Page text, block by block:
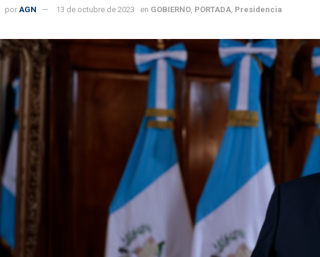
por AGN 13 de octubre de 2023 en GOBIERNO, PORTADA, Presidencia